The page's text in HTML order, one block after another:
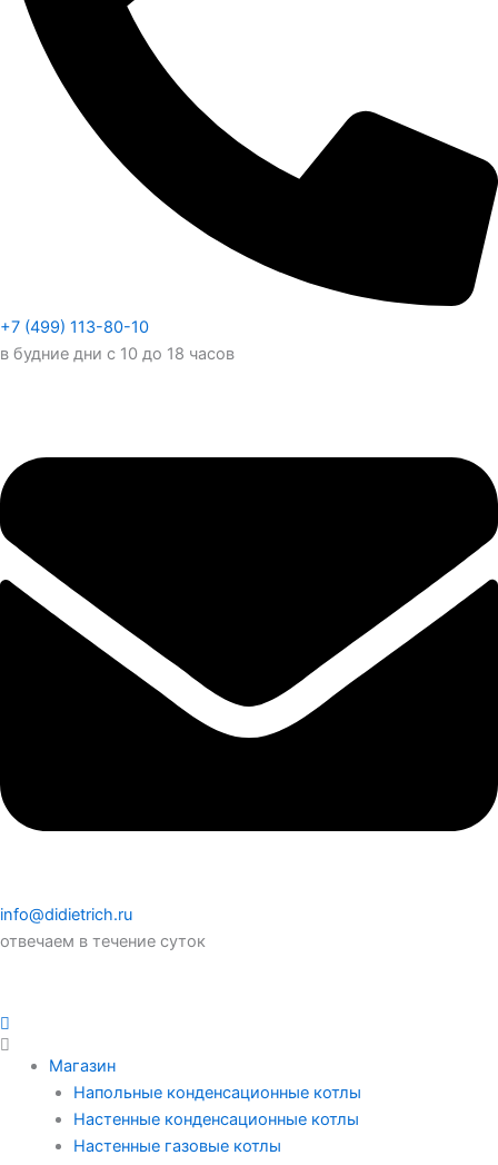
+7 (499) 113-80-10
в будние дни с 10 до 18 часов
info@didietrich.ru
отвечаем в течение суток
Магазин
Напольные конденсационные котлы
Настенные конденсационные котлы
Настенные газовые котлы